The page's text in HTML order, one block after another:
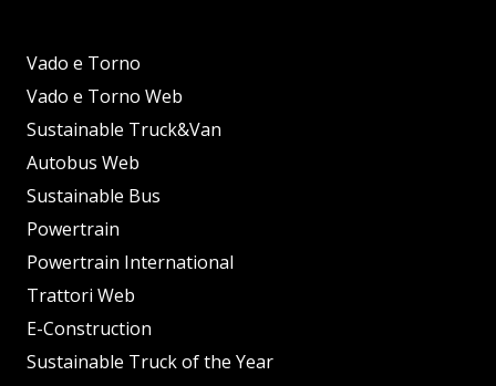
Vado e Torno
Vado e Torno Web
Sustainable Truck&Van
Autobus Web
Sustainable Bus
Powertrain
Powertrain International
Trattori Web
E-Construction
Sustainable Truck of the Year